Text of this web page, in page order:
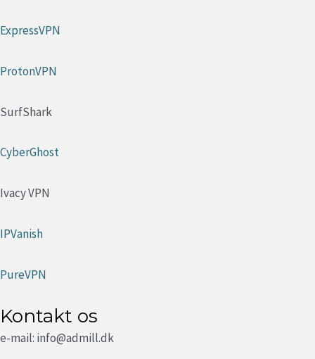
ExpressVPN
ProtonVPN
SurfShark
CyberGhost
Ivacy VPN
IPVanish
PureVPN
Kontakt os
e-mail: info@admill.dk